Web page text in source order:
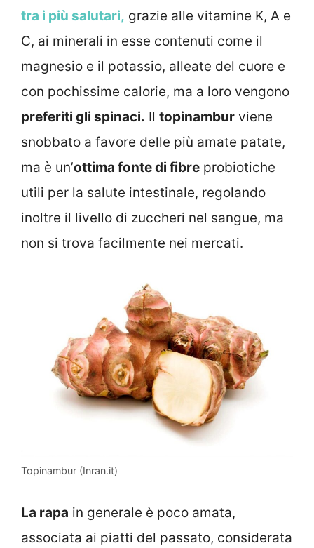
tra i più salutari, grazie alle vitamine K, A e
C, ai minerali in esse contenuti come il
magnesio e il potassio, alleate del cuore e
con pochissime calorie, ma a loro vengono
preferiti gli spinaci. Il topinambur viene
snobbato a favore delle più amate patate,
ma è un’ottima fonte di fibre probiotiche
utili per la salute intestinale, regolando
inoltre il livello di zuccheri nel sangue, ma
non si trova facilmente nei mercati.
Topinambur (Inran.it)
La rapa in generale è poco amata,
associata ai piatti del passato, considerata